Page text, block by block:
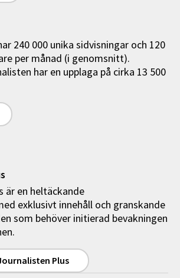
240 000 unika sidvisningar och 120
per månad (i genomsnitt).
har en upplaga på cirka 13 500
är en heltäckande
exklusivt innehåll och granskande
som behöver initierad bevakningen
Plus